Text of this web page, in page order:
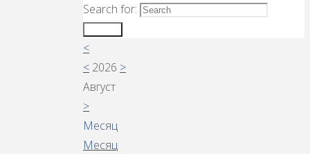
Search for:
<
< 2026 >
Август
>
Месяц
Месяц